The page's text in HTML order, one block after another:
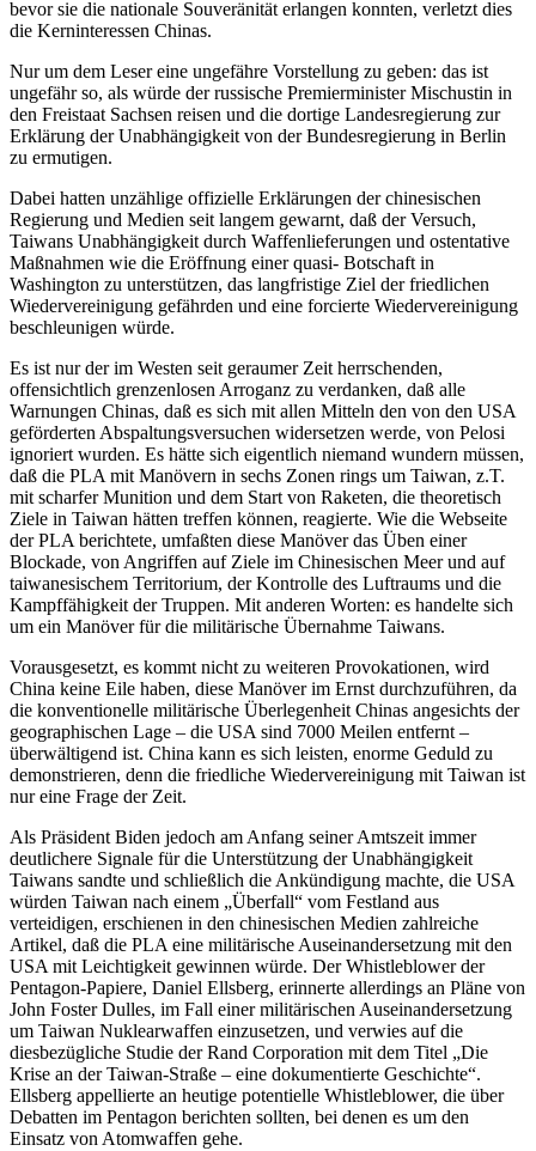
bevor sie die nationale Souveränität erlangen konnten, verletzt dies
die Kerninteressen Chinas.
Nur um dem Leser eine ungefähre Vorstellung zu geben: das ist
ungefähr so, als würde der russische Premierminister Mischustin in
den Freistaat Sachsen reisen und die dortige Landesregierung zur
Erklärung der Unabhängigkeit von der Bundesregierung in Berlin
zu ermutigen.
Dabei hatten unzählige offizielle Erklärungen der chinesischen
Regierung und Medien seit langem gewarnt, daß der Versuch,
Taiwans Unabhängigkeit durch Waffenlieferungen und ostentative
Maßnahmen wie die Eröffnung einer quasi- Botschaft in
Washington zu unterstützen, das langfristige Ziel der friedlichen
Wiedervereinigung gefährden und eine forcierte Wiedervereinigung
beschleunigen würde.
Es ist nur der im Westen seit geraumer Zeit herrschenden,
offensichtlich grenzenlosen Arroganz zu verdanken, daß alle
Warnungen Chinas, daß es sich mit allen Mitteln den von den USA
geförderten Abspaltungsversuchen widersetzen werde, von Pelosi
ignoriert wurden. Es hätte sich eigentlich niemand wundern müssen,
daß die PLA mit Manövern in sechs Zonen rings um Taiwan, z.T.
mit scharfer Munition und dem Start von Raketen, die theoretisch
Ziele in Taiwan hätten treffen können, reagierte. Wie die Webseite
der PLA berichtete, umfaßten diese Manöver das Üben einer
Blockade, von Angriffen auf Ziele im Chinesischen Meer und auf
taiwanesischem Territorium, der Kontrolle des Luftraums und die
Kampffähigkeit der Truppen. Mit anderen Worten: es handelte sich
um ein Manöver für die militärische Übernahme Taiwans.
Vorausgesetzt, es kommt nicht zu weiteren Provokationen, wird
China keine Eile haben, diese Manöver im Ernst durchzuführen, da
die konventionelle militärische Überlegenheit Chinas angesichts der
geographischen Lage – die USA sind 7000 Meilen entfernt –
überwältigend ist. China kann es sich leisten, enorme Geduld zu
demonstrieren, denn die friedliche Wiedervereinigung mit Taiwan ist
nur eine Frage der Zeit.
Als Präsident Biden jedoch am Anfang seiner Amtszeit immer
deutlichere Signale für die Unterstützung der Unabhängigkeit
Taiwans sandte und schließlich die Ankündigung machte, die USA
würden Taiwan nach einem „Überfall“ vom Festland aus
verteidigen, erschienen in den chinesischen Medien zahlreiche
Artikel, daß die PLA eine militärische Auseinandersetzung mit den
USA mit Leichtigkeit gewinnen würde. Der Whistleblower der
Pentagon-Papiere, Daniel Ellsberg, erinnerte allerdings an Pläne von
John Foster Dulles, im Fall einer militärischen Auseinandersetzung
um Taiwan Nuklearwaffen einzusetzen, und verwies auf die
diesbezügliche Studie der Rand Corporation mit dem Titel „Die
Krise an der Taiwan-Straße – eine dokumentierte Geschichte“.
Ellsberg appellierte an heutige potentielle Whistleblower, die über
Debatten im Pentagon berichten sollten, bei denen es um den
Einsatz von Atomwaffen gehe.